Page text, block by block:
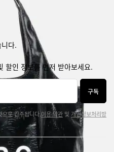
다.
할인 정보를 먼저 받아보세요.
구독
로 간주됩니다.이용 약관 및 개인정보처리방